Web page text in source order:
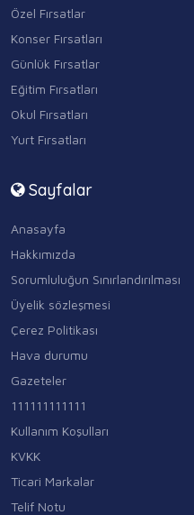
Özel Fırsatlar
Konser Fırsatları
Günlük Fırsatlar
Eğitim Fırsatları
Okul Fırsatları
Yurt Fırsatları
Sayfalar
Anasayfa
Hakkımızda
Sorumluluğun Sınırlandırılması
Üyelik sözleşmesi
Çerez Politikası
Hava durumu
Gazeteler
111111111111
Kullanım Koşulları
KVKK
Ticari Markalar
Telif Notu